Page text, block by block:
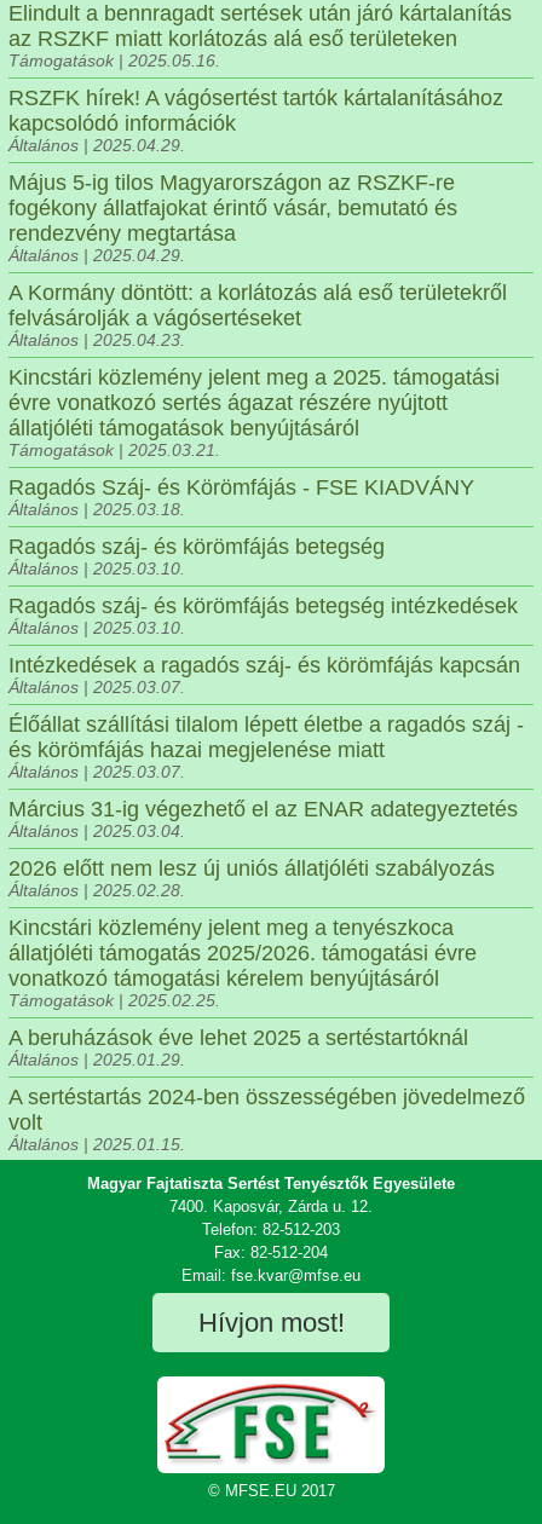
Elindult a bennragadt sertések után járó kártalanítás
az RSZKF miatt korlátozás alá eső területeken
Támogatások | 2025.05.16.
RSZFK hírek! A vágósertést tartók kártalanításához
kapcsolódó információk
Általános | 2025.04.29.
Május 5-ig tilos Magyarországon az RSZKF-re
fogékony állatfajokat érintő vásár, bemutató és
rendezvény megtartása
Általános | 2025.04.29.
A Kormány döntött: a korlátozás alá eső területekről
felvásárolják a vágósertéseket
Általános | 2025.04.23.
Kincstári közlemény jelent meg a 2025. támogatási
évre vonatkozó sertés ágazat részére nyújtott
állatjóléti támogatások benyújtásáról
Támogatások | 2025.03.21.
Ragadós Száj- és Körömfájás - FSE KIADVÁNY
Általános | 2025.03.18.
Ragadós száj- és körömfájás betegség
Általános | 2025.03.10.
Ragadós száj- és körömfájás betegség intézkedések
Általános | 2025.03.10.
Intézkedések a ragadós száj- és körömfájás kapcsán
Általános | 2025.03.07.
Élőállat szállítási tilalom lépett életbe a ragadós száj -
és körömfájás hazai megjelenése miatt
Általános | 2025.03.07.
Március 31-ig végezhető el az ENAR adategyeztetés
Általános | 2025.03.04.
2026 előtt nem lesz új uniós állatjóléti szabályozás
Általános | 2025.02.28.
Kincstári közlemény jelent meg a tenyészkoca
állatjóléti támogatás 2025/2026. támogatási évre
vonatkozó támogatási kérelem benyújtásáról
Támogatások | 2025.02.25.
A beruházások éve lehet 2025 a sertéstartóknál
Általános | 2025.01.29.
A sertéstartás 2024-ben összességében jövedelmező
volt
Általános | 2025.01.15.
Magyar Fajtatiszta Sertést Tenyésztők Egyesülete
7400. Kaposvár, Zárda u. 12.
Telefon: 82-512-203
Fax: 82-512-204
Email: fse.kvar@mfse.eu
Hívjon most!
© MFSE.EU 2017